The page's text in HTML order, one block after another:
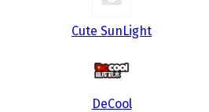
Cute SunLight
DeCool